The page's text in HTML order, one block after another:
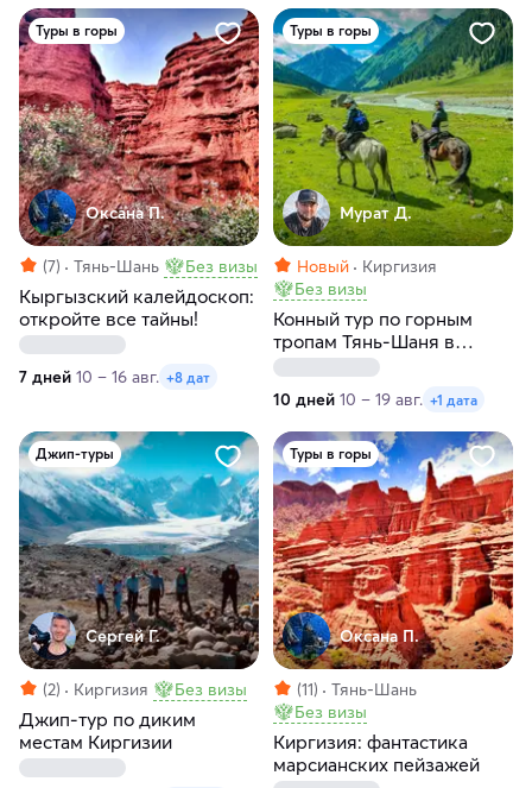
Туры в горы
Оксана П.
(7) Тянь-Шань Без визы
Кыргызский калейдоскоп:
откройте все тайны!
7 дней 10 – 16 авг. +8 дат
Туры в горы
Мурат Д.
Новый
Киргизия
Без визы
Конный тур по горным
тропам Тянь-Шаня в
Киргизии
10 дней 10 – 19 авг. +1 дата
Джип-туры
Сергей Г.
(2) Киргизия Без визы
Джип-тур по диким
местам Киргизии
Туры в горы
Оксана П.
(11)
Тянь-Шань
Без визы
Киргизия: фантастика
марсианских пейзажей